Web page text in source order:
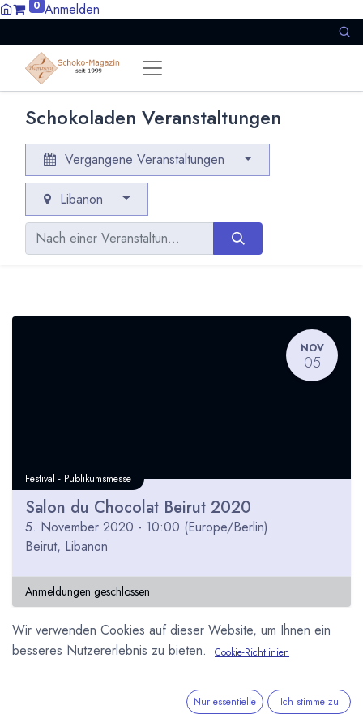
0 Anmelden
Schokoladen Veranstaltungen
Vergangene Veranstaltungen
Libanon
NOV
05
Festival - Publikumsmesse
Salon du Chocolat Beirut 2020
5. November 2020 - 10:00 (Europe/Berlin)
Beirut, Libanon
Anmeldungen geschlossen
Wir verwenden Cookies auf dieser Website, um Ihnen ein
besseres Nutzererlebnis zu bieten.
Cookie-Richtlinien
Nur essentielle Ich stimme zu